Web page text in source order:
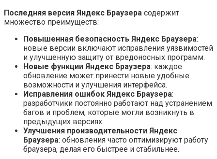
Последняя версия Яндекс Браузера содержит
множество преимуществ:
Повышенная безопасность Яндекс Браузера:
новые версии включают исправления уязвимостей
и улучшенную защиту от вредоносных программ.
Новые функции Яндекс Браузера: каждое
обновление может принести новые удобные
возможности и улучшения интерфейса.
Исправления ошибок Яндекс Браузера:
разработчики постоянно работают над устранением
багов и проблем, которые могли возникнуть в
предыдущих версиях.
Улучшения производительности Яндекс
Браузера: обновления часто оптимизируют работу
браузера, делая его быстрее и стабильнее.